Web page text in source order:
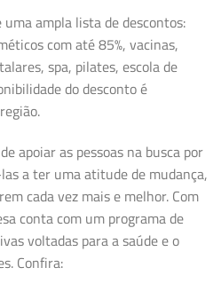
ampla lista de descontos:
com até 85%, vacinas,
spa, pilates, escola de
do desconto é
apoiar as pessoas na busca por
a ter uma atitude de mudança,
cada vez mais e melhor. Com
conta com um programa de
voltadas para a saúde e o
Confira: